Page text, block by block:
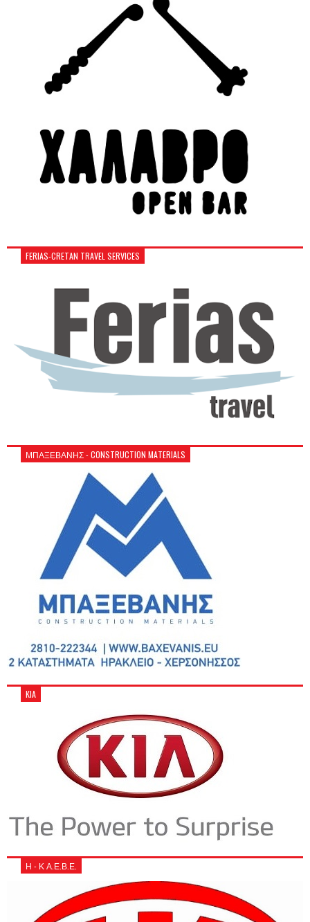
FERIAS-CRETAN TRAVEL SERVICES
ΜΠΑΞΕΒΑΝΗΣ - CONSTRUCTION MATERIALS
KIA
Η - Κ Α.Ε.Β.Ε.